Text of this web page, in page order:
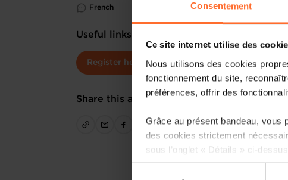
Consentement
Ce site internet utilise des
Nous utilisons des cookies
fonctionnement du site,
préférences, offrir des
Grâce au présent bandeau, vous
des cookies strictement
sous l’onglet « Détails » ci-dessus.
French
Useful links
Register here
Share this article